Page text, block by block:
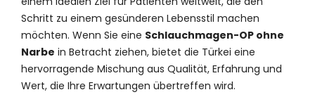
Schritt zu einem gesünderen Lebensstil machen
möchten. Wenn Sie eine Schlauchmagen-OP ohne
Narbe in Betracht ziehen, bietet die Türkei eine
hervorragende Mischung aus Qualität, Erfahrung und
Wert, die Ihre Erwartungen übertreffen wird.